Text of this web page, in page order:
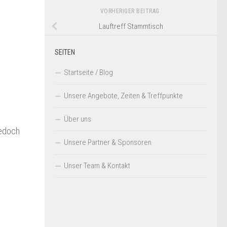
VORHERIGER BEITRAG
Lauftreff Stammtisch
SEITEN
Startseite / Blog
Unsere Angebote, Zeiten & Treffpunkte
Über uns
Unsere Partner & Sponsoren
Unser Team & Kontakt